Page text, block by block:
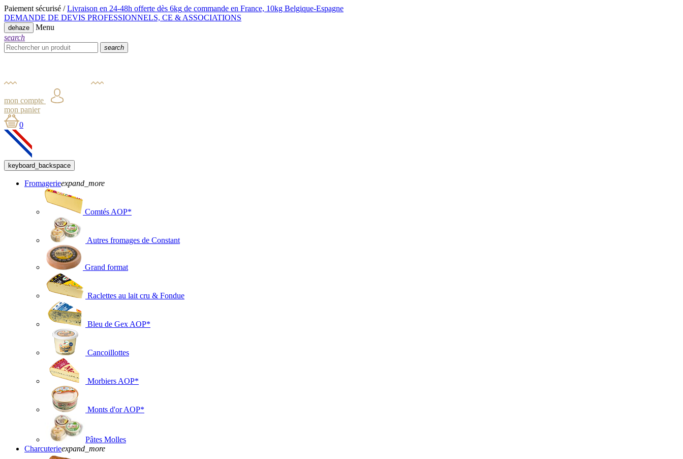
Paiement sécurisé / Livraison en 24-48h offerte dès 6kg de commande en France, 10kg Belgique-Espagne
DEMANDE DE DEVIS PROFESSIONNELS, CE & ASSOCIATIONS
dehaze
Menu
search
search
mon compte
mon panier
0
keyboard_backspace
Fromagerieexpand_more
Comtés AOP*
Autres fromages de Constant
Grand format
Raclettes au lait cru & Fondue
Bleu de Gex AOP*
Cancoillottes
Morbiers AOP*
Monts d'or AOP*
Pâtes Molles
Charcuterieexpand_more